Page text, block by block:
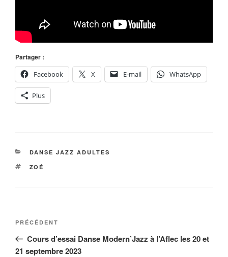
Partager :
Facebook
X E-mail WhatsApp
Plus
CATÉGORIES
DANSE JAZZ ADULTES
ÉTIQUETTES
ZOÉ
Navigation
l’article
Article
précédent
PRÉCÉDENT
Cours d’essai Danse Modern’Jazz à l’Aflec les 20 et
21 septembre 2023